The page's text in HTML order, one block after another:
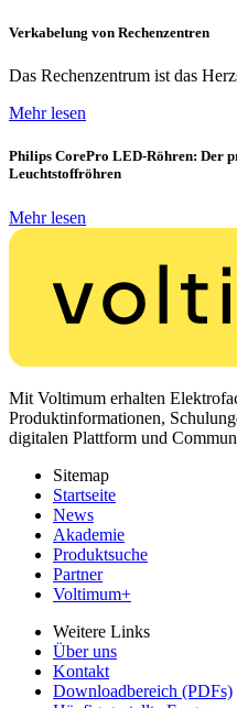
Verkabelung von Rechenzentren
Das Rechenzentrum ist das
Mehr lesen
Philips CorePro LED-Röhren: Der
Leuchtstoffröhren
Mehr lesen
Mit Voltimum erhalten
Produktinformationen,
digitalen Plattform und
Sitemap
Startseite
News
Akademie
Produktsuche
Partner
Voltimum+
Weitere Links
Über uns
Kontakt
Downloadbereich (PDFs)